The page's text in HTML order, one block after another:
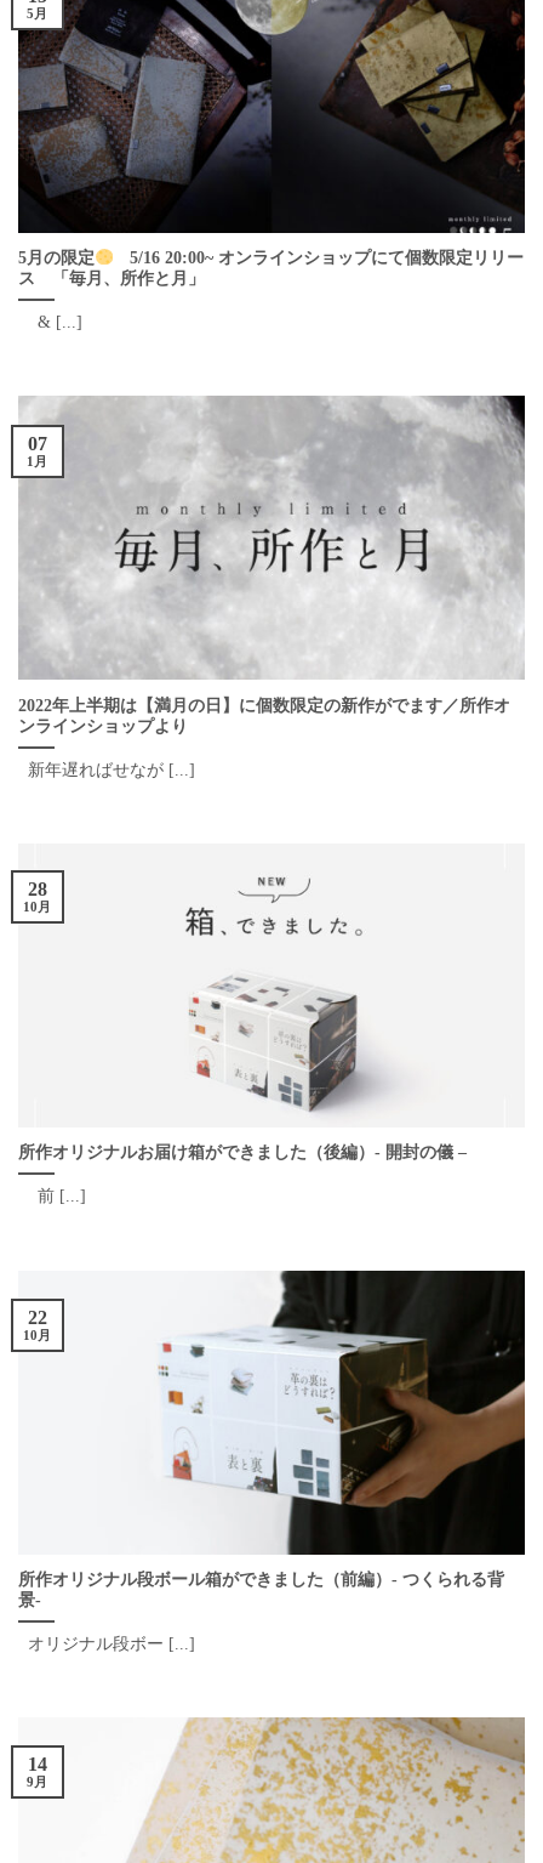
5月の限定
5/16 20:00~ オンラインショップにて個数限定リリー
ス 「毎月、所作と月」
& [...]
5月
2022年上半期は【満月の日】に個数限定の新作がでます／所作オ
ンラインショップより
新年遅ればせなが [...]
07
1月
所作オリジナルお届け箱ができました（後編）- 開封の儀 –
前 [...]
28
10月
所作オリジナル段ボール箱ができました（前編）- つくられる背
景-
オリジナル段ボー [...]
22
10月
14
9月